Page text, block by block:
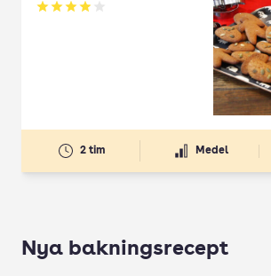
Betyg: 3.96 av 5
2 tim Medel
Nya bakningsrecept